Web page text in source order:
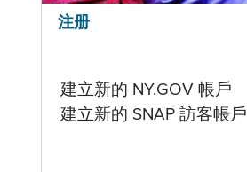
注册
建立新的 NY.GOV 帳戶
建立新的 SNAP 訪客帳戶